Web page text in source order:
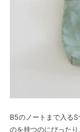
B5のノートまで入る
のを持つのにぴった